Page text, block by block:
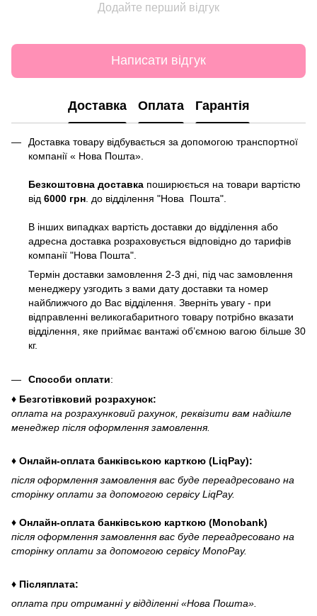
Додайте перший відгук
Написати відгук
Доставка Оплата Гарантія
Доставка товару відбувається за допомогою транспортної
компанії « Нова Пошта».
Безкоштовна доставка поширюється на товари вартістю
від 6000 грн . до відділення "Нова Пошта".
В інших випадках вартість доставки до відділення або
адресна доставка розраховується відповідно до тарифів
компанії "Нова Пошта".
Термін доставки замовлення 2-3 дні, під час замовлення
менеджеру узгодить з вами дату доставки та номер
найближчого до Вас відділення. Зверніть увагу - при
відправленні великогабаритного товару потрібно вказати
відділення, яке приймає вантажі об’ємною вагою більше 30
кг.
Способи оплати:
♦ Безготівковий розрахунок:
оплата на розрахунковий рахунок, реквізити вам надішле
менеджер після оформлення замовлення.
♦ Онлайн-оплата банківською карткою (LiqPay):
після оформлення замовлення вас буде переадресовано на
сторінку оплати за допомогою сервісу LiqPay.
♦ Онлайн-оплата банківською карткою (Monobank)
після оформлення замовлення вас буде переадресовано на
сторінку оплати за допомогою сервісу MonoPay.
♦ Післяплата:
оплата при отриманні у відділенні «Нова Пошта».